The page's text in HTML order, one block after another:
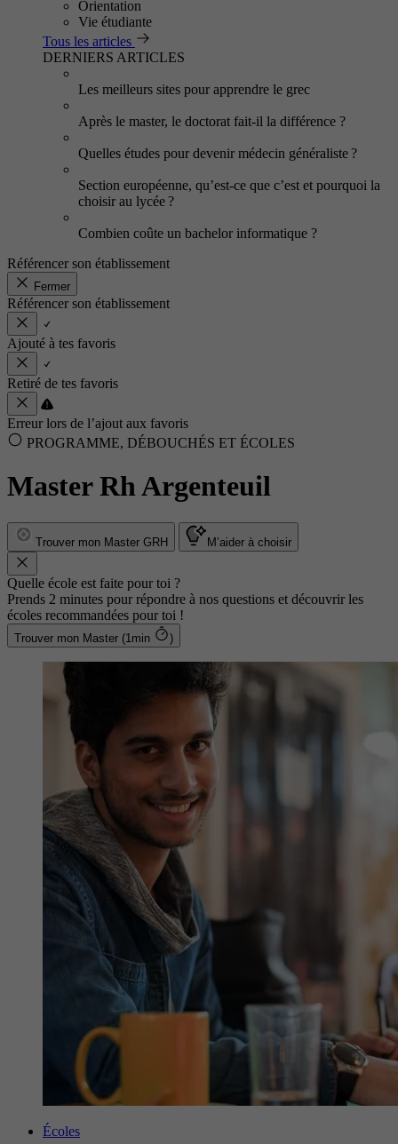
Orientation
Vie étudiante
Tous les articles
DERNIERS ARTICLES
Les meilleurs sites pour apprendre le grec
Après le master, le doctorat fait-il la différence ?
Quelles études pour devenir médecin généraliste ?
Section européenne, qu’est-ce que c’est et pourquoi la
choisir au lycée ?
Combien coûte un bachelor informatique ?
Référencer son établissement
Fermer
Référencer son établissement
Ajouté à tes favoris
Retiré de tes favoris
Erreur lors de l’ajout aux favoris
PROGRAMME, DÉBOUCHÉS ET ÉCOLES
Master Rh Argenteuil
Trouver mon Master GRH M’aider à choisir
Quelle école est faite pour toi ?
Prends 2 minutes pour répondre à nos questions et découvrir les
écoles recommandées pour toi !
Trouver mon Master (1min )
Écoles